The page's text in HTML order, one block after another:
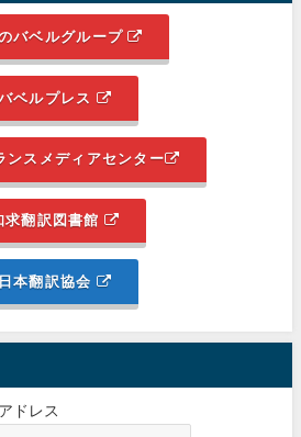
バベルグループ
バベルプレス
ンスメディアセンター
求翻訳図書館
日本翻訳協会
ドレス